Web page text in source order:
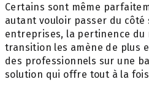
Certains sont même
autant vouloir passer du côté
entreprises, la pertinence du
transition les amène de plus
des professionnels sur une
solution qui offre tout à la